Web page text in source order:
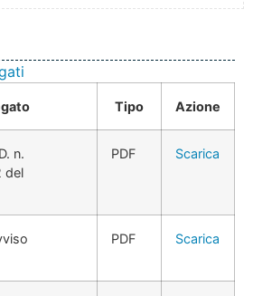
Tipo Azione
n.
del
PDF Scarica
PDF Scarica